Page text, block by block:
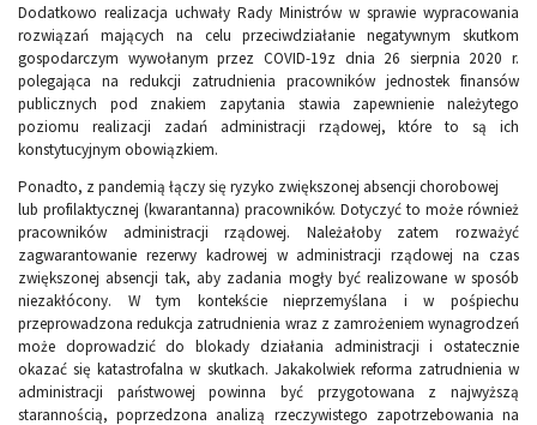
Dodatkowo realizacja uchwały Rady Ministrów w sprawie wypracowania
rozwiązań mających na celu przeciwdziałanie negatywnym skutkom
gospodarczym wywołanym przez COVID-19z dnia 26 sierpnia 2020 r.
polegająca na redukcji zatrudnienia pracowników jednostek finansów
publicznych pod znakiem zapytania stawia zapewnienie należytego
poziomu realizacji zadań administracji rządowej, które to są ich
konstytucyjnym obowiązkiem.
Ponadto, z pandemią łączy się ryzyko zwiększonej absencji chorobowej
lub profilaktycznej (kwarantanna) pracowników. Dotyczyć to może również
pracowników administracji rządowej. Należałoby zatem rozważyć
zagwarantowanie rezerwy kadrowej w administracji rządowej na czas
zwiększonej absencji tak, aby zadania mogły być realizowane w sposób
niezakłócony. W tym kontekście nieprzemyślana i w pośpiechu
przeprowadzona redukcja zatrudnienia wraz z zamrożeniem wynagrodzeń
może doprowadzić do blokady działania administracji i ostatecznie
okazać się katastrofalna w skutkach. Jakakolwiek reforma zatrudnienia w
administracji państwowej powinna być przygotowana z najwyższą
starannością, poprzedzona analizą rzeczywistego zapotrzebowania na